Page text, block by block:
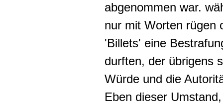
abgenommen war.
nur mit Worten rügen
'Billets' eine
durften, der übrigens
Würde und die
Eben dieser